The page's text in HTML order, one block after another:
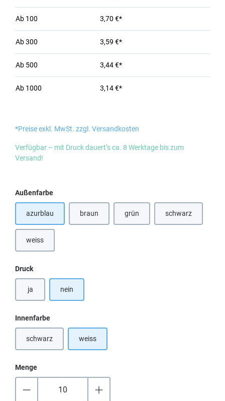
Ab 100 3,70 €*
Ab300 3,59 €*
Ab 500 3,44 €*
Ab 1000 3,14 €*
*Preise exkl. MwSt. zzgl. Versandkosten
Verfügbar – mit Druck dauert’s ca. 8 Werktage bis zum
Versand!
Außenfarbeauswählen
azurblau braun(Diese Option ist zurzeit nicht verfügbar.)
grün schwarz(Diese Option ist
weiss
Druckauswählen
ja nein
Innenfarbeauswählen
schwarz(Diese Option ist zurzeit nicht verfügbar.)
weiss
Menge